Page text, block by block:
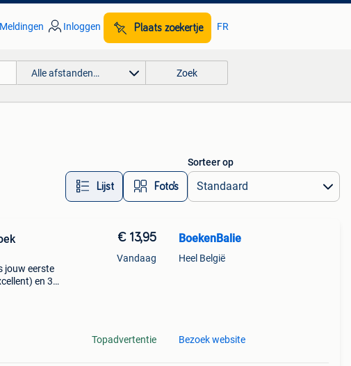
Meldingen Inloggen Plaats zoekertje FR
Alle afstanden… Zoek
Lijst Foto’s
Sorteer op
jouw eerste
en 30
€ 13,95
Vandaag
Topadvertentie
BoekenBalie
Heel België
Bezoek website